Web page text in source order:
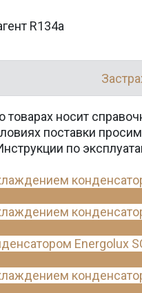
R134a
носит
поставки
по
Energolux